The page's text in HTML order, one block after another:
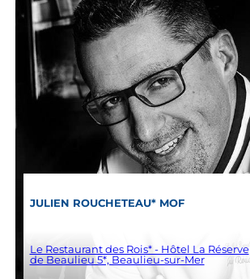
JULIEN ROUCHETEAU* MOF
Le Restaurant des Rois* - Hôtel La Réserve
de Beaulieu 5*, Beaulieu-sur-Mer